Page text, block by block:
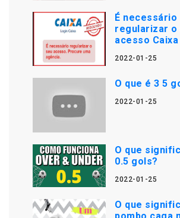
É necessário
regularizar o
acesso Caixa
2022-01-25
O que é 3 5
2022-01-25
O que
0.5 gols?
2022-01-25
O que